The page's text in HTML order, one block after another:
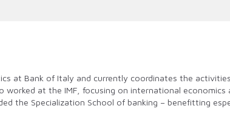
at Bank of Italy and currently coordinates the
at the IMF, focusing on international
the Specialization School of banking – benefitting